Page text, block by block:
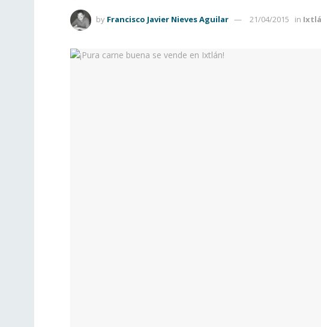
by Francisco Javier Nieves Aguilar 21/04/2015 in